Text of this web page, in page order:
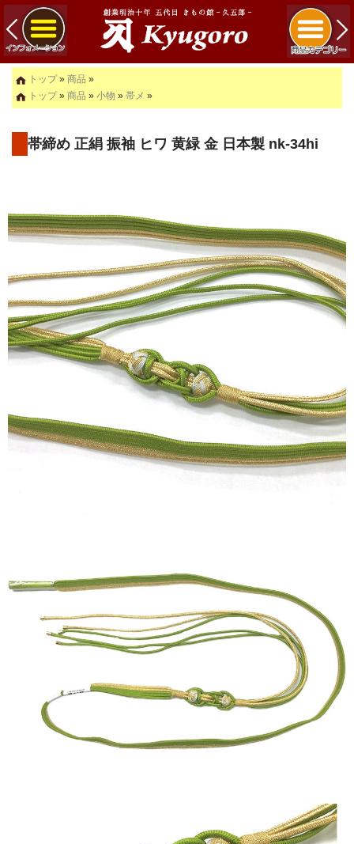
トップ» 商品 »
トップ» 商品 » 小物 » 帯メ »
帯締め 正絹 振袖 ヒワ 黄緑 金 日本製 nk-34hi